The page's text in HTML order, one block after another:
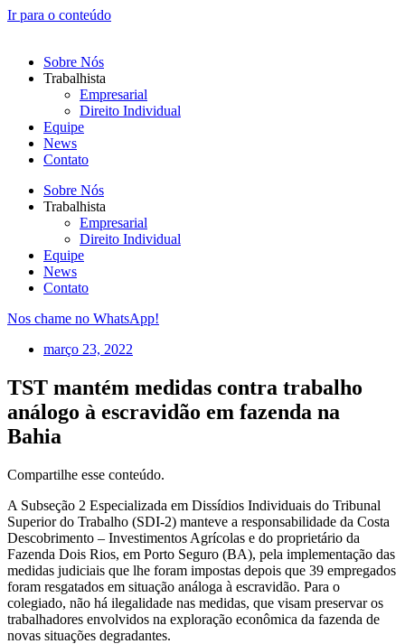
Ir para o conteúdo
Sobre Nós
Trabalhista
Empresarial
Direito Individual
Equipe
News
Contato
Sobre Nós
Trabalhista
Empresarial
Direito Individual
Equipe
News
Contato
Nos chame no WhatsApp!
março 23, 2022
TST mantém medidas contra trabalho
análogo à escravidão em fazenda na
Bahia
Compartilhe esse conteúdo.
A Subseção 2 Especializada em Dissídios Individuais do Tribunal
Superior do Trabalho (SDI-2) manteve a responsabilidade da Costa
Descobrimento – Investimentos Agrícolas e do proprietário da
Fazenda Dois Rios, em Porto Seguro (BA), pela implementação das
medidas judiciais que lhe foram impostas depois que 39 empregados
foram resgatados em situação análoga à escravidão. Para o
colegiado, não há ilegalidade nas medidas, que visam preservar os
trabalhadores envolvidos na exploração econômica da fazenda de
novas situações degradantes.